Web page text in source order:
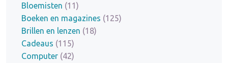
Bloemisten (11)
Boeken en magazines (125)
Brillen en lenzen (18)
Cadeaus (115)
Computer (42)